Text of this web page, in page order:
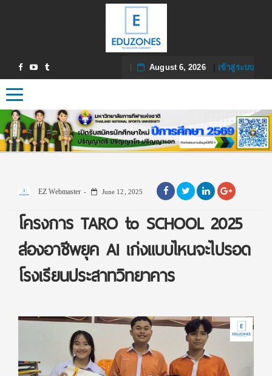
August 6, 2026| เข้าสู่ระบบ
Toggle navigation
EZ Webmaster June 12, 2025
โครงการ TARO to SCHOOL 2025
ส่องอาชีพยุค AI เก่งแบบไหนจะไปรอด
โรงเรียนประสาทวิทยาคาร